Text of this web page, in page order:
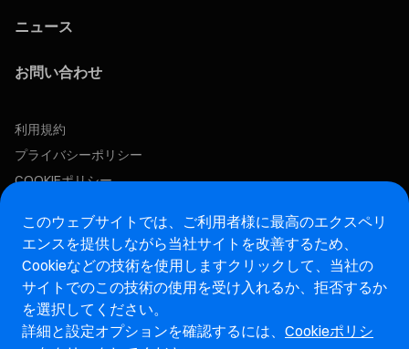
ニュース
お問い合わせ
利用規約
プライバシーポリシー
COOKIEポリシー
この求人に応募する
アフターマーケットウェブサイト
マレリ・インテグリティホットライン・ウェブサイト
このウェブサイトでは、ご利用者様に最高のエクスペリ
エンスを提供しながら当社サイトを改善するため、
Cookieなどの技術を使用しますクリックして、当社の
サイトでのこの技術の使用を受け入れるか、拒否するか
を選択してください。
詳細と設定オプションを確認するには、 Cookieポリシ